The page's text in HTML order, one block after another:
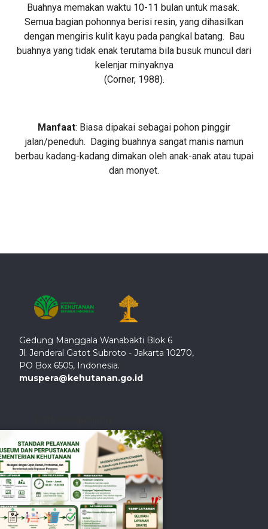
Buahnya memakan waktu 10-11 bulan untuk masak.
Semua bagian pohonnya berisi resin, yang dihasilkan
dengan mengiris kulit kayu pada pangkal batang. Bau
buahnya yang tidak enak terutama bila busuk muncul dari
kelenjar minyaknya
(Corner, 1988).
Manfaat: Biasa dipakai sebagai pohon pinggir
jalan/peneduh. Daging buahnya sangat manis namun
berbau kadang-kadang dimakan oleh anak-anak atau tupai
dan monyet.
Gedung Manggala Wanabakti Blok 6
Jl. Jenderal Gatot Subroto - Jakarta 10270,
PO Box 6505, Indonesia.
muspera@kehutanan.go.id